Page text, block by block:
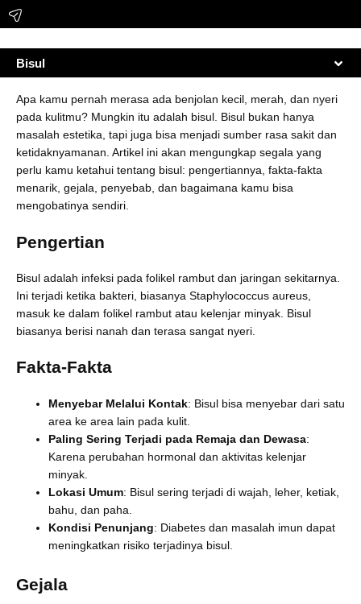
Bisul
Apa kamu pernah merasa ada benjolan kecil, merah, dan nyeri
pada kulitmu? Mungkin itu adalah bisul. Bisul bukan hanya
masalah estetika, tapi juga bisa menjadi sumber rasa sakit dan
ketidaknyamanan. Artikel ini akan mengungkap segala yang
perlu kamu ketahui tentang bisul: pengertiannya, fakta-fakta
menarik, gejala, penyebab, dan bagaimana kamu bisa
mengobatinya sendiri.
Pengertian
Bisul adalah infeksi pada folikel rambut dan jaringan sekitarnya.
Ini terjadi ketika bakteri, biasanya Staphylococcus aureus,
masuk ke dalam folikel rambut atau kelenjar minyak. Bisul
biasanya berisi nanah dan terasa sangat nyeri.
Fakta-Fakta
Menyebar Melalui Kontak: Bisul bisa menyebar dari satu
area ke area lain pada kulit.
Paling Sering Terjadi pada Remaja dan Dewasa:
Karena perubahan hormonal dan aktivitas kelenjar
minyak.
Lokasi Umum: Bisul sering terjadi di wajah, leher, ketiak,
bahu, dan paha.
Kondisi Penunjang: Diabetes dan masalah imun dapat
meningkatkan risiko terjadinya bisul.
Gejala